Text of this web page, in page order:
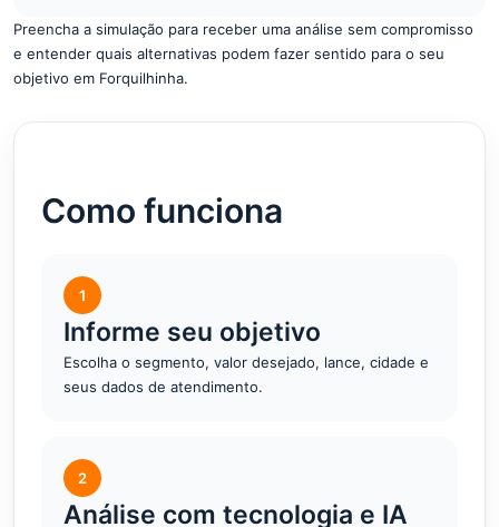
Preencha a simulação para receber uma análise sem compromisso
e entender quais alternativas podem fazer sentido para o seu
objetivo em Forquilhinha.
Como funciona
1
Informe seu objetivo
Escolha o segmento, valor desejado, lance, cidade e
seus dados de atendimento.
2
Análise com tecnologia e IA